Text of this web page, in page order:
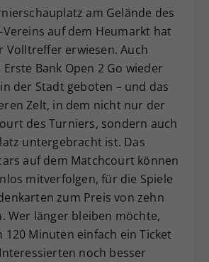
am Gelände des
Vereins auf dem Heumarkt hat
Volltreffer erwiesen. Auch
Bank Open 2 Go wieder
der Stadt geboten – und das
Zelt, in dem nicht nur der
des Turniers, sondern auch
untergebracht ist. Das
auf dem Matchcourt können
mitverfolgen, für die Spiele
zum Preis von zehn
Wer länger bleiben möchte,
120 Minuten einfach ein Ticket
noch besser